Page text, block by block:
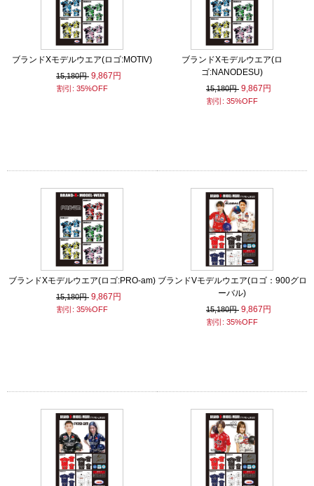
ブランドXモデルウエア(ロゴ:MOTIV)
15,180円 9,867円
割引: 35%OFF
ブランドXモデルウエア(ロ
ゴ:NANODESU)
15,180円 9,867円
割引: 35%OFF
ブランドXモデルウエア(ロゴ:PRO-am)
15,180円 9,867円
割引: 35%OFF
ブランドVモデルウエア(ロゴ：900グロ
ーバル)
15,180円 9,867円
割引: 35%OFF